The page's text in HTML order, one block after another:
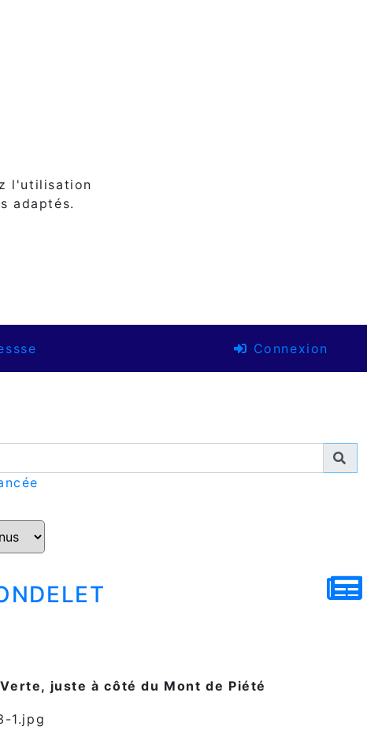
l'utilisation
adaptés.
Connexion
juste à côté du Mont de Piété